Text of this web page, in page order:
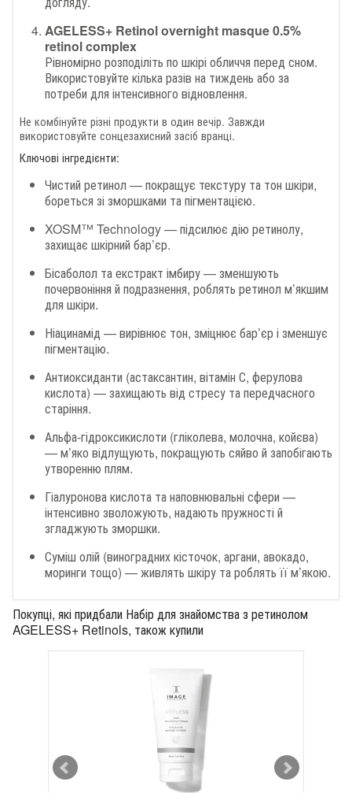
AGELESS+ Retinol overnight masque 0.5%
retinol complex
Рівномірно розподіліть по шкірі обличчя перед сном.
Використовуйте кілька разів на тиждень або за
потреби для інтенсивного відновлення.
Не комбінуйте різні продукти в один вечір. Завжди
використовуйте сонцезахисний засіб вранці.
Ключові інгредієнти:
Чистий ретинол — покращує текстуру та тон шкіри,
бореться зі зморшками та пігментацією.
XOSM™ Technology — підсилює дію ретинолу,
захищає шкірний бар’єр.
Бісаболол та екстракт імбиру — зменшують
почервоніння й подразнення, роблять ретинол м’якшим
для шкіри.
Ніацинамід — вирівнює тон, зміцнює бар’єр і зменшує
пігментацію.
Антиоксиданти (астаксантин, вітамін С, ферулова
кислота) — захищають від стресу та передчасного
старіння.
Альфа-гідроксикислоти (гліколева, молочна, койєва)
— м’яко відлущують, покращують сяйво й запобігають
утворенню плям.
Гіалуронова кислота та наповнювальні сфери —
інтенсивно зволожують, надають пружності й
згладжують зморшки.
Суміш олій (виноградних кісточок, аргани, авокадо,
моринги тощо) — живлять шкіру та роблять її м’якою.
Покупці, які придбали Набір для знайомства з ретинолом
AGELESS+ Retinols, також купили